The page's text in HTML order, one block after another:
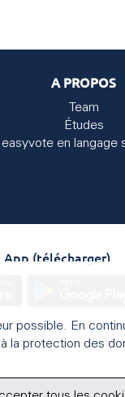
A PROPOS
Team
Études
easyvote en langage
(télécharger)
possible. En
la protection des